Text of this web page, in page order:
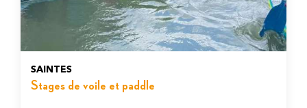
SAINTES
Stages de voile et paddle